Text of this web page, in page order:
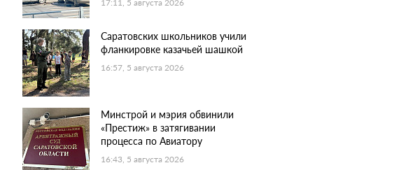
17:11, 5 августа 2026
Саратовских школьников учили
фланкировке казачьей шашкой
16:57, 5 августа 2026
Минстрой и мэрия обвинили
«Престиж» в затягивании
процесса по Авиатору
16:43, 5 августа 2026